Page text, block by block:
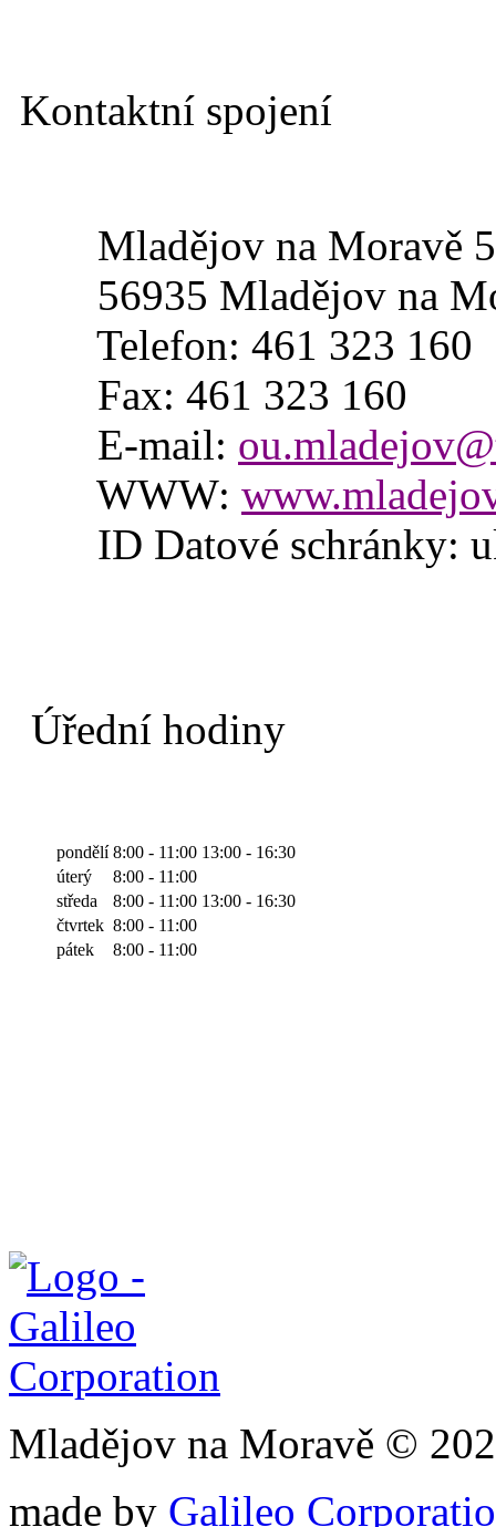
Kontaktní spojení
Mladějov na Moravě
56935 Mladějov na
Telefon: 461 323 160
Fax: 461 323 160
E-mail:
WWW:
ID Datové schránky:
Úřední hodiny
pondělí 8:00 - 11:00 13:00 - 16:30
úterý
8:00 - 11:00
středa
8:00 - 11:00 13:00 - 16:30
čtvrtek 8:00 - 11:00
pátek
8:00 - 11:00
Mladějov na Moravě ©
made by Galileo